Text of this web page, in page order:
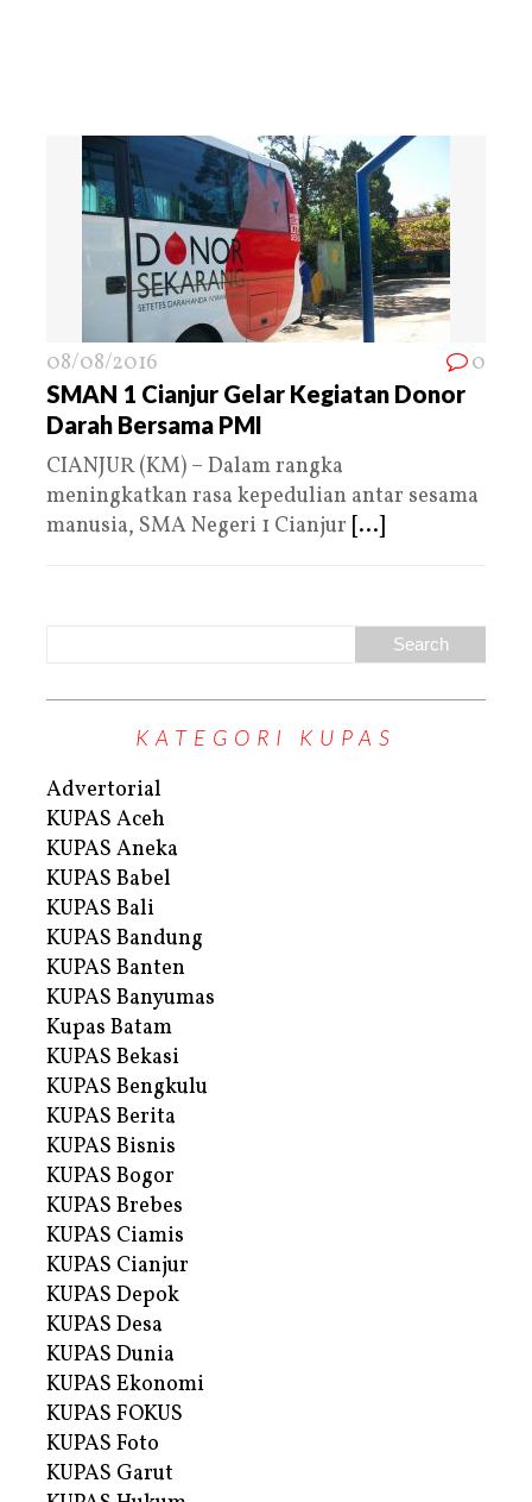
08/08/2016 0
SMAN 1 Cianjur Gelar Kegiatan Donor
Darah Bersama PMI
CIANJUR (KM) – Dalam rangka
meningkatkan rasa kepedulian antar sesama
manusia, SMA Negeri 1 Cianjur [...]
KATEGORI KUPAS
Advertorial
KUPAS Aceh
KUPAS Aneka
KUPAS Babel
KUPAS Bali
KUPAS Bandung
KUPAS Banten
KUPAS Banyumas
Kupas Batam
KUPAS Bekasi
KUPAS Bengkulu
KUPAS Berita
KUPAS Bisnis
KUPAS Bogor
KUPAS Brebes
KUPAS Ciamis
KUPAS Cianjur
KUPAS Depok
KUPAS Desa
KUPAS Dunia
KUPAS Ekonomi
KUPAS FOKUS
KUPAS Foto
KUPAS Garut